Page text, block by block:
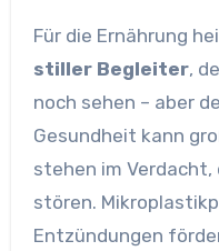
Für die Ernährung
stiller Begleiter,
noch sehen – aber
Gesundheit kann
stehen im Verdacht,
stören.
Entzündungen